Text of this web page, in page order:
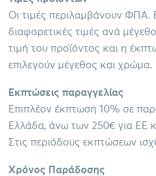
Οι τιμές περιλαμβάνουν ΦΠΑ.
διαφορετικές τιμές ανά
τιμή του προϊόντος και η
επιλεγούν μέγεθος και χρώμα.
Εκπτώσεις παραγγελίας
Επιπλέον έκπτωση 10% σε
Ελλάδα, άνω των 250€ για ΕΕ
Στις περιόδους εκπτώσεων
Χρόνος Παράδοσης